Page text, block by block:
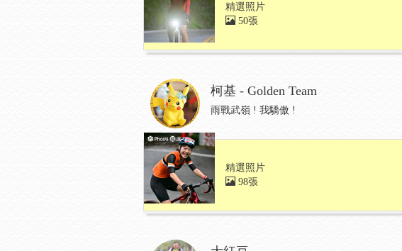
精選照片
50張
柯基 - Golden Team
雨戰武嶺 ! 我驕傲 !
精選照片
98張